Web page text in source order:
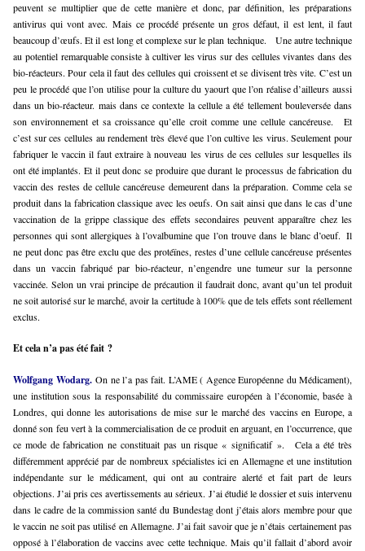
peuvent se multiplier que de cette manière et donc, par définition, les préparations
antivirus qui vont avec. Mais ce procédé présente un gros défaut, il est lent, il faut
beaucoup d’œufs. Et il est long et complexe sur le plan technique.
Une autre technique
au potentiel remarquable consiste à cultiver les virus sur des cellules vivantes dans des
bio-réacteurs. Pour cela il faut des cellules qui croissent et se divisent très vite. C’est un
peu le procédé que l’on utilise pour la culture du yaourt que l’on réalise d’ailleurs aussi
dans un bio-réacteur. mais dans ce contexte la cellule a été tellement bouleversée dans
son environnement et sa croissance qu’elle croit comme une cellule cancéreuse.
Et
c’est sur ces cellules au rendement très élevé que l’on cultive les virus. Seulement pour
fabriquer le vaccin il faut extraire à nouveau les virus de ces cellules sur lesquelles ils
ont été implantés. Et il peut donc se produire que durant le processus de fabrication du
vaccin des restes de cellule cancéreuse demeurent dans la préparation. Comme cela se
produit dans la fabrication classique avec les oeufs. On sait ainsi que dans le cas d’une
vaccination de la grippe classique des effets secondaires peuvent apparaître chez les
personnes qui sont allergiques à l’ovalbumine que l’on trouve dans le blanc d’oeuf. Il
ne peut donc pas être exclu que des protéïnes, restes d’une cellule cancéreuse présentes
dans un vaccin fabriqué par bio-réacteur, n’engendre une tumeur sur la personne
vaccinée. Selon un vrai principe de précaution il faudrait donc, avant qu’un tel produit
ne soit autorisé sur le marché, avoir la certitude à 100% que de tels effets sont réellement
exclus.
Et cela n’a pas été fait ?
Wolfgang Wodarg. On ne l’a pas fait. L’AME ( Agence Européenne du Médicament),
une institution sous la responsabilité du commissaire européen à l’économie, basée à
Londres, qui donne les autorisations de mise sur le marché des vaccins en Europe, a
donné son feu vert à la commercialisation de ce produit en arguant, en l’occurrence, que
ce mode de fabrication ne constituait pas un risque « significatif ».
Cela a été très
différemment apprécié par de nombreux spécialistes ici en Allemagne et une institution
indépendante sur le médicament, qui ont au contraire alerté et fait part de leurs
objections. J’ai pris ces avertissements au sérieux. J’ai étudié le dossier et suis intervenu
dans le cadre de la commission santé du Bundestag dont j’étais alors membre pour que
le vaccin ne soit pas utilisé en Allemagne. J’ai fait savoir que je n’étais certainement pas
opposé à l’élaboration de vaccins avec cette technique. Mais qu’il fallait d’abord avoir